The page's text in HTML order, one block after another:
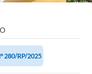
280/RP/2025